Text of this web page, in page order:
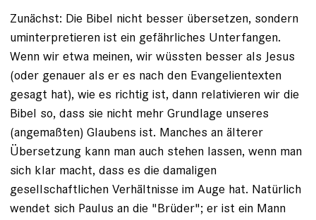
Zunächst: Die Bibel nicht besser übersetzen, sondern
uminterpretieren ist ein gefährliches Unterfangen.
Wenn wir etwa meinen, wir wüssten besser als Jesus
(oder genauer als er es nach den Evangelientexten
gesagt hat), wie es richtig ist, dann relativieren wir die
Bibel so, dass sie nicht mehr Grundlage unseres
(angemaßten) Glaubens ist. Manches an älterer
Übersetzung kann man auch stehen lassen, wenn man
sich klar macht, dass es die damaligen
gesellschaftlichen Verhältnisse im Auge hat. Natürlich
wendet sich Paulus an die "Brüder"; er ist ein Mann